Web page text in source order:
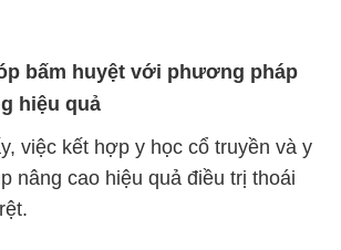
bấm huyệt với phương pháp
hiệu quả
việc kết hợp y học cổ truyền và y
nâng cao hiệu quả điều trị thoái